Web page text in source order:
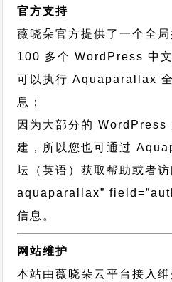
官方支持
薇晓朵官方提供了一个全
100 多个 WordPress 中
可以执行 Aquaparallax
息；
因为大部分的 WordPress
建，所以您也可通过
坛
（英语）获取帮助或者
aquaparallax”
信息。
网站维护
本站由薇晓朵云平台接入